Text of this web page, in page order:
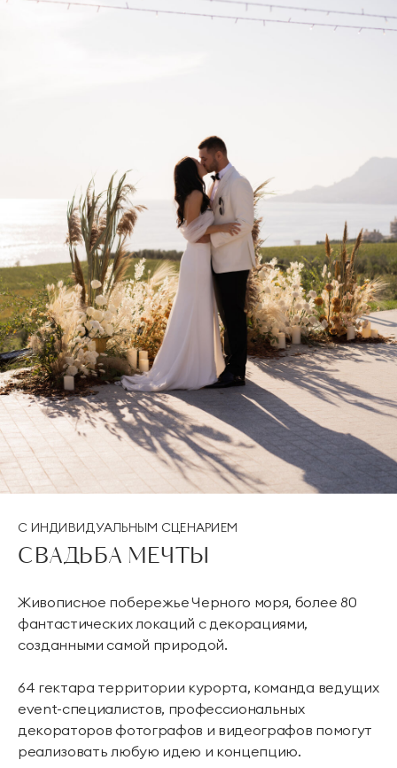
С ИНДИВИДУАЛЬНЫМ СЦЕНАРИЕМ
СВАДЬБА МЕЧТЫ
Живописное побережье Черного моря, более 80
фантастических локаций с декорациями,
созданными самой природой.
64 гектара территории курорта, команда ведущих
event-специалистов, профессиональных
декораторов фотографов и видеографов помогут
реализовать любую идею и концепцию.